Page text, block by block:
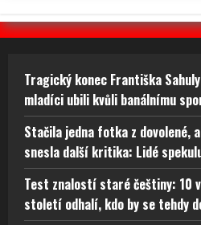
Tragický konec Františka
mladíci ubili kvůli banálnímu
Stačila jedna fotka z dovolené,
snesla další kritika: Lidé
Test znalostí staré češtiny: 10
století odhalí, kdo by se tehdy